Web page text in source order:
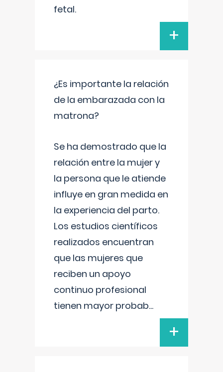
fetal.
+
¿Es importante la relación
de la embarazada con la
matrona?
Se ha demostrado que la
relación entre la mujer y
la persona que le atiende
influye en gran medida en
la experiencia del parto.
Los estudios científicos
realizados encuentran
que las mujeres que
reciben un apoyo
continuo profesional
tienen mayor probab...
+